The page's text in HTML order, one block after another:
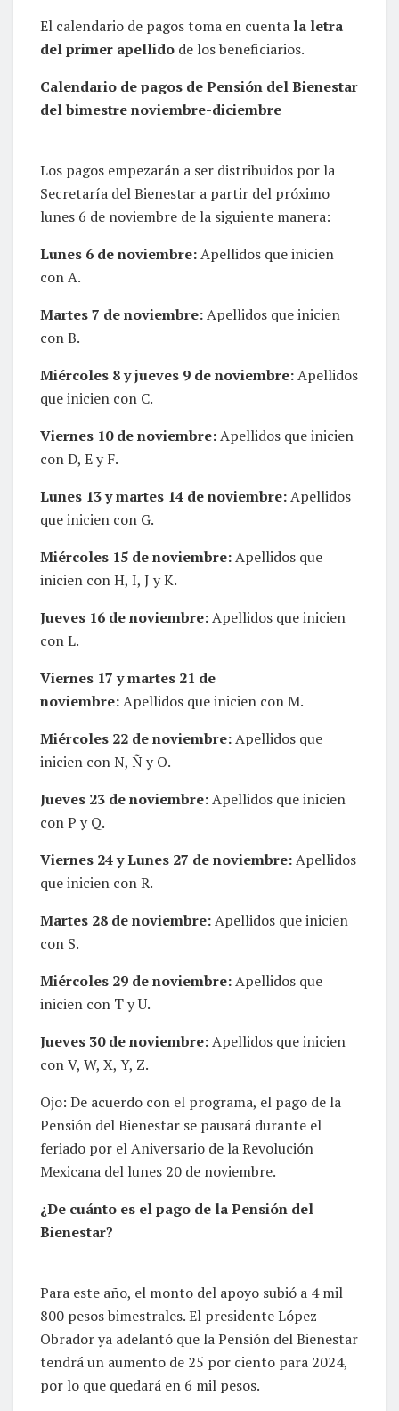
El calendario de pagos toma en cuenta la letra
del primer apellido de los beneficiarios.
Calendario de pagos de Pensión del Bienestar
del bimestre noviembre-diciembre
Los pagos empezarán a ser distribuidos por la
Secretaría del Bienestar a partir del próximo
lunes 6 de noviembre de la siguiente manera:
Lunes 6 de noviembre:Apellidos que inicien
con A.
Martes 7 de noviembre:Apellidos que inicien
con B.
Miércoles 8 y jueves 9 de noviembre:Apellidos
que inicien con C.
Viernes 10 de noviembre:Apellidos que inicien
con D, E y F.
Lunes 13 y martes 14 de noviembre:Apellidos
que inicien con G.
Miércoles 15 de noviembre:Apellidos que
inicien con H, I, J y K.
Jueves 16 de noviembre:Apellidos que inicien
con L.
Viernes 17 y martes 21 de
noviembre:Apellidos que inicien con M.
Miércoles 22 de noviembre:Apellidos que
inicien con N, Ñ y O.
Jueves 23 de noviembre:Apellidos que inicien
con P y Q.
Viernes 24 y Lunes 27 de noviembre:Apellidos
que inicien con R.
Martes 28 de noviembre:Apellidos que inicien
con S.
Miércoles 29 de noviembre:Apellidos que
inicien con T y U.
Jueves 30 de noviembre:Apellidos que inicien
con V, W, X, Y, Z.
Ojo: De acuerdo con el programa, el pago de la
Pensión del Bienestar se pausará durante el
feriado por el Aniversario de la Revolución
Mexicana del lunes 20 de noviembre.
¿De cuánto es el pago de la Pensión del
Bienestar?
Para este año, el monto del apoyo subió a 4 mil
800 pesos bimestrales. El presidente López
Obrador ya adelantó que la Pensión del Bienestar
tendrá un aumento de 25 por ciento para 2024,
por lo que quedará en 6 mil pesos.